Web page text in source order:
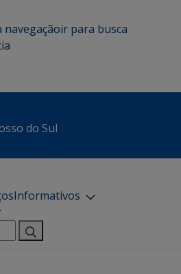
navegaçãoir para busca
do Sul
Informativos